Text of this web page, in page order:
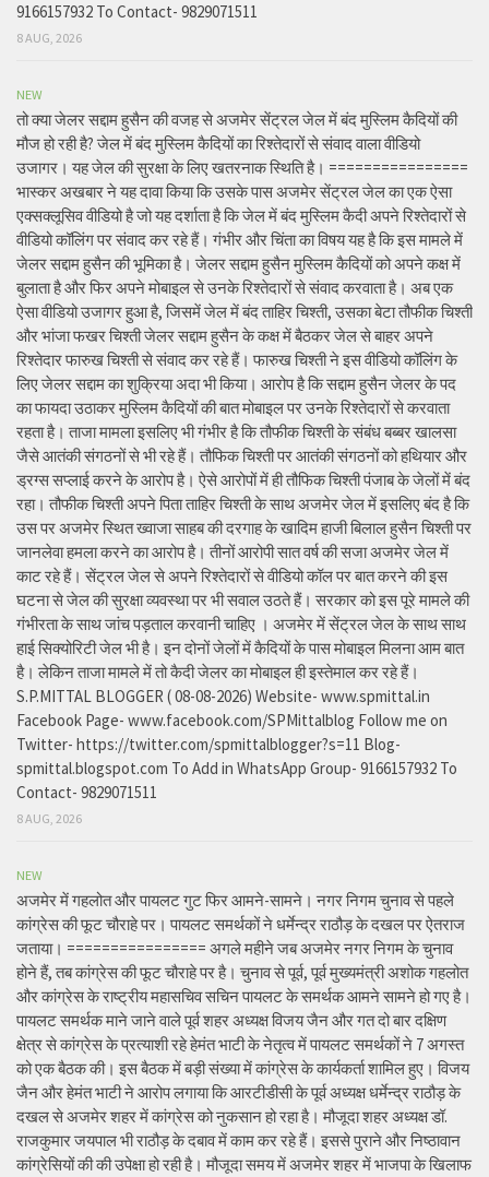
9166157932 To Contact- 9829071511
8 AUG, 2026
NEW
तो क्या जेलर सद्दाम हुसैन की वजह से अजमेर सेंट्रल जेल में बंद मुस्लिम कैदियों की
मौज हो रही है? जेल में बंद मुस्लिम कैदियों का रिश्तेदारों से संवाद वाला वीडियो
उजागर। यह जेल की सुरक्षा के लिए खतरनाक स्थिति है। ================
भास्कर अखबार ने यह दावा किया कि उसके पास अजमेर सेंट्रल जेल का एक ऐसा
एक्सक्लूसिव वीडियो है जो यह दर्शाता है कि जेल में बंद मुस्लिम कैदी अपने रिश्तेदारों से
वीडियो कॉलिंग पर संवाद कर रहे हैं। गंभीर और चिंता का विषय यह है कि इस मामले में
जेलर सद्दाम हुसैन की भूमिका है। जेलर सद्दाम हुसैन मुस्लिम कैदियों को अपने कक्ष में
बुलाता है और फिर अपने मोबाइल से उनके रिश्तेदारों से संवाद करवाता है। अब एक
ऐसा वीडियो उजागर हुआ है, जिसमें जेल में बंद ताहिर चिश्ती, उसका बेटा तौफीक चिश्ती
और भांजा फखर चिश्ती जेलर सद्दाम हुसैन के कक्ष में बैठकर जेल से बाहर अपने
रिश्तेदार फारुख चिश्ती से संवाद कर रहे हैं। फारुख चिश्ती ने इस वीडियो कॉलिंग के
लिए जेलर सद्दाम का शुक्रिया अदा भी किया। आरोप है कि सद्दाम हुसैन जेलर के पद
का फायदा उठाकर मुस्लिम कैदियों की बात मोबाइल पर उनके रिश्तेदारों से करवाता
रहता है। ताजा मामला इसलिए भी गंभीर है कि तौफीक चिश्ती के संबंध बब्बर खालसा
जैसे आतंकी संगठनों से भी रहे हैं। तौफिक चिश्ती पर आतंकी संगठनों को हथियार और
ड्रग्स सप्लाई करने के आरोप है। ऐसे आरोपों में ही तौफिक चिश्ती पंजाब के जेलों में बंद
रहा। तौफीक चिश्ती अपने पिता ताहिर चिश्ती के साथ अजमेर जेल में इसलिए बंद है कि
उस पर अजमेर स्थित ख्वाजा साहब की दरगाह के खादिम हाजी बिलाल हुसैन चिश्ती पर
जानलेवा हमला करने का आरोप है। तीनों आरोपी सात वर्ष की सजा अजमेर जेल में
काट रहे हैं। सेंट्रल जेल से अपने रिश्तेदारों से वीडियो कॉल पर बात करने की इस
घटना से जेल की सुरक्षा व्यवस्था पर भी सवाल उठते हैं। सरकार को इस पूरे मामले की
गंभीरता के साथ जांच पड़ताल करवानी चाहिए । अजमेर में सेंट्रल जेल के साथ साथ
हाई सिक्योरिटी जेल भी है। इन दोनों जेलों में कैदियों के पास मोबाइल मिलना आम बात
है। लेकिन ताजा मामले में तो कैदी जेलर का मोबाइल ही इस्तेमाल कर रहे हैं।
S.P.MITTAL BLOGGER ( 08-08-2026) Website- www.spmittal.in
Facebook Page- www.facebook.com/SPMittalblog Follow me on
Twitter- https://twitter.com/spmittalblogger?s=11 Blog-
spmittal.blogspot.com To Add in WhatsApp Group- 9166157932 To
Contact- 9829071511
8 AUG, 2026
NEW
अजमेर में गहलोत और पायलट गुट फिर आमने-सामने। नगर निगम चुनाव से पहले
कांग्रेस की फूट चौराहे पर। पायलट समर्थकों ने धर्मेन्द्र राठौड़ के दखल पर ऐतराज
जताया। ================ अगले महीने जब अजमेर नगर निगम के चुनाव
होने हैं, तब कांग्रेस की फूट चौराहे पर है। चुनाव से पूर्व, पूर्व मुख्यमंत्री अशोक गहलोत
और कांग्रेस के राष्ट्रीय महासचिव सचिन पायलट के समर्थक आमने सामने हो गए है।
पायलट समर्थक माने जाने वाले पूर्व शहर अध्यक्ष विजय जैन और गत दो बार दक्षिण
क्षेत्र से कांग्रेस के प्रत्याशी रहे हेमंत भाटी के नेतृत्व में पायलट समर्थकों ने 7 अगस्त
को एक बैठक की। इस बैठक में बड़ी संख्या में कांग्रेस के कार्यकर्ता शामिल हुए। विजय
जैन और हेमंत भाटी ने आरोप लगाया कि आरटीडीसी के पूर्व अध्यक्ष धर्मेन्द्र राठौड़ के
दखल से अजमेर शहर में कांग्रेस को नुकसान हो रहा है। मौजूदा शहर अध्यक्ष डॉ.
राजकुमार जयपाल भी राठौड़ के दबाव में काम कर रहे हैं। इससे पुराने और निष्ठावान
कांग्रेसियों की की उपेक्षा हो रही है। मौजूदा समय में अजमेर शहर में भाजपा के खिलाफ